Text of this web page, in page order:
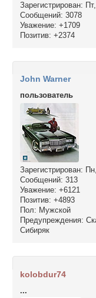
Зарегистрирован:
Сообщений: 3078
Уважение: +1709
Позитив: +2374
John Warner
пользователь
Зарегистрирован:
Сообщений: 313
Уважение: +6121
Позитив: +4893
Пол: Мужской
Предупреждения:
Сибиряк
kolobdur74
...